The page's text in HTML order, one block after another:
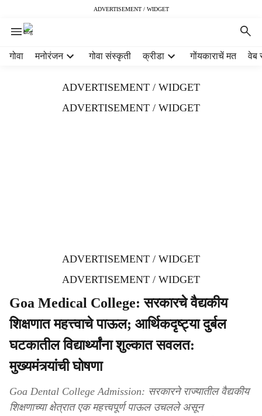
ADVERTISEMENT / WIDGET
गोवा मनोरंजन गोवा संस्कृती क्रीडा गोंयकाराचें मत वेब
ADVERTISEMENT / WIDGET
ADVERTISEMENT / WIDGET
ADVERTISEMENT / WIDGET
ADVERTISEMENT / WIDGET
Goa Medical College: सरकारचे वैद्यकीय
शिक्षणात महत्त्वाचे पाऊल; आर्थिकदृष्ट्या दुर्बल
घटकातील विद्यार्थ्यांना शुल्कात सवलत:
मुख्यमंत्र्यांची घोषणा
Goa Dental College Admission: सरकारने राज्यातील वैद्यकीय
शिक्षणाच्या क्षेत्रात एक महत्त्वपूर्ण पाऊल उचलले असून